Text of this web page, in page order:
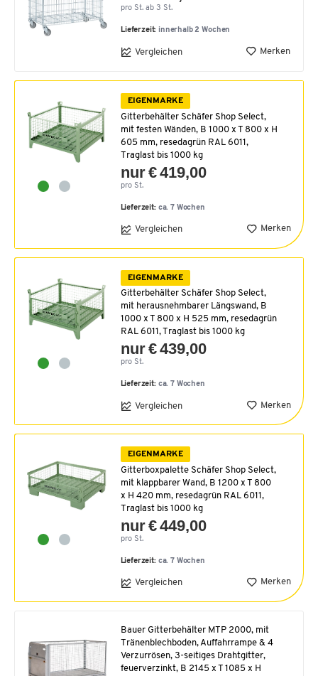
pro St. ab 3 St.
Lieferzeit: innerhalb 2 Wochen
Vergleichen Merken
EIGENMARKE
Gitterbehälter Schäfer Shop Select,
mit festen Wänden, B 1000 x T 800 x H
605 mm, resedagrün RAL 6011,
Traglast bis 1000 kg
nur € 419,00
pro St.
Lieferzeit: ca. 7 Wochen
Vergleichen Merken
EIGENMARKE
Gitterbehälter Schäfer Shop Select,
mit herausnehmbarer Längswand, B
1000 x T 800 x H 525 mm, resedagrün
RAL 6011, Traglast bis 1000 kg
nur € 439,00
pro St.
Lieferzeit: ca. 7 Wochen
Vergleichen Merken
EIGENMARKE
Gitterboxpalette Schäfer Shop Select,
mit klappbarer Wand, B 1200 x T 800
x H 420 mm, resedagrün RAL 6011,
Traglast bis 1000 kg
nur € 449,00
pro St.
Lieferzeit: ca. 7 Wochen
Vergleichen Merken
Bauer Gitterbehälter MTP 2000, mit
Tränenblechboden, Auffahrrampe & 4
Verzurrösen, 3-seitiges Drahtgitter,
feuerverzinkt, B 2145 x T 1085 x H